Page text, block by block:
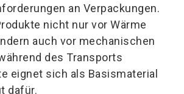
an Verpackungen.
nicht nur vor Wärme
auch vor mechanischen
des Transports
eignet sich als Basismaterial
dafür.